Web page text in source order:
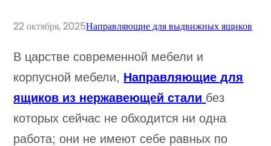
22 октября, 2025Направляющие для выдвижных ящиков
В царстве современной мебели и
корпусной мебели, Направляющие для
ящиков из нержавеющей стали без
которых сейчас не обходится ни одна
работа; они не имеют себе равных по